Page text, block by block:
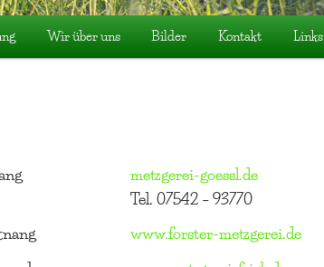
Wir über uns Bilder Kontakt Links
metzgerei-goessl.de
Tel. 07542 – 93770
www.forster-metzgerei.de